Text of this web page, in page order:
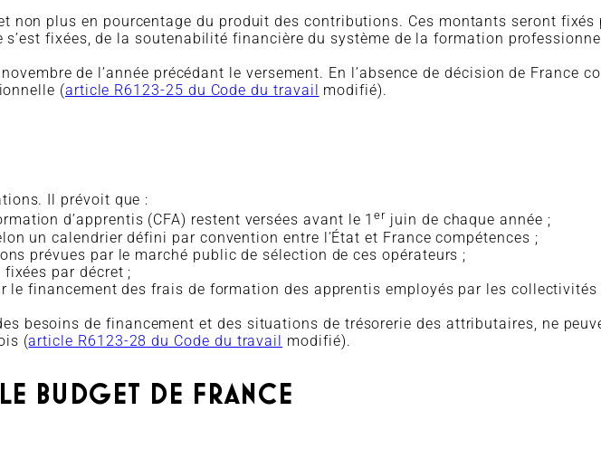
plus en pourcentage du produit des contributions. Ces montants seront fixés
fixées, de la soutenabilité financière du système de la formation
de l’année précédant le versement. En l’absence de décision de France
(article R6123-25 du Code du travail modifié).
Il prévoit que :
d’apprentis (CFA) restent versées avant le 1er juin de chaque année ;
un calendrier défini par convention entre l’État et France compétences ;
prévues par le marché public de sélection de ces opérateurs ;
par décret ;
financement des frais de formation des apprentis employés par les collectivités
besoins de financement et des situations de trésorerie des attributaires, ne
(article R6123-28 du Code du travail modifié).
BUDGET DE FRANCE